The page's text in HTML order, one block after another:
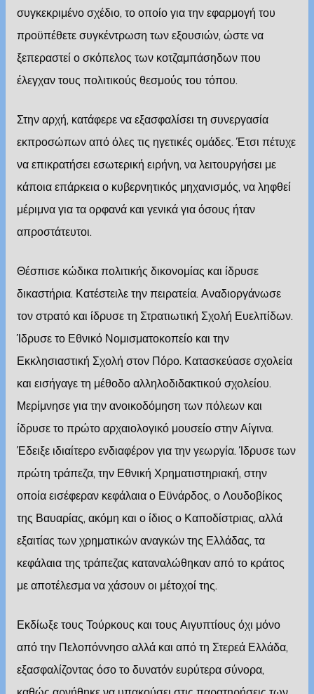
συγκεκριμένο σχέδιο, το οποίο για την εφαρμογή του
προϋπέθετε συγκέντρωση των εξουσιών, ώστε να
ξεπεραστεί ο σκόπελος των κοτζαμπάσηδων που
έλεγχαν τους πολιτικούς θεσμούς του τόπου.
Στην αρχή, κατάφερε να εξασφαλίσει τη συνεργασία
εκπροσώπων από όλες τις ηγετικές ομάδες. Έτσι πέτυχε
να επικρατήσει εσωτερική ειρήνη, να λειτουργήσει με
κάποια επάρκεια ο κυβερνητικός μηχανισμός, να ληφθεί
μέριμνα για τα ορφανά και γενικά για όσους ήταν
απροστάτευτοι.
Θέσπισε κώδικα πολιτικής δικονομίας και ίδρυσε
δικαστήρια. Κατέστειλε την πειρατεία. Αναδιοργάνωσε
τον στρατό και ίδρυσε τη Στρατιωτική Σχολή Ευελπίδων.
Ίδρυσε το Εθνικό Νομισματοκοπείο και την
Εκκλησιαστική Σχολή στον Πόρο. Κατασκεύασε σχολεία
και εισήγαγε τη μέθοδο αλληλοδιδακτικού σχολείου.
Μερίμνησε για την ανοικοδόμηση των πόλεων και
ίδρυσε το πρώτο αρχαιολογικό μουσείο στην Αίγινα.
Έδειξε ιδιαίτερο ενδιαφέρον για την γεωργία. Ίδρυσε των
πρώτη τράπεζα, την Εθνική Χρηματιστηριακή, στην
οποία εισέφεραν κεφάλαια ο Εϋνάρδος, ο Λουδοβίκος
της Βαυαρίας, ακόμη και ο ίδιος ο Καποδίστριας, αλλά
εξαιτίας των χρηματικών αναγκών της Ελλάδας, τα
κεφάλαια της τράπεζας καταναλώθηκαν από το κράτος
με αποτέλεσμα να χάσουν οι μέτοχοί της.
Εκδίωξε τους Τούρκους και τους Αιγυπτίους όχι μόνο
από την Πελοπόννησο αλλά και από τη Στερεά Ελλάδα,
εξασφαλίζοντας όσο το δυνατόν ευρύτερα σύνορα,